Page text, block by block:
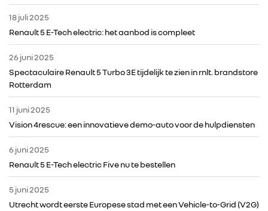
ALPINE
ALLIANCE
FOTO’S & VIDEO’S
IN DE MEDIA
18 juli 2025
Renault 5 E-Tech electric: het aanbod is compleet
26 juni 2025
Spectaculaire Renault 5 Turbo 3E tijdelijk te zien in rnlt. brandstore
Rotterdam
11 juni 2025
Vision 4rescue: een innovatieve demo-auto voor de hulpdiensten
6 juni 2025
Renault 5 E-Tech electric Five nu te bestellen
5 juni 2025
Utrecht wordt eerste Europese stad met een Vehicle-to-Grid (V2G)